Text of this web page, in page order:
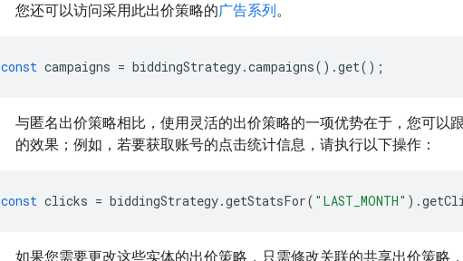
您还可以访问采用此出价策略的广告系列。
const campaigns = biddingStrategy.campaigns() .get();
与匿名出价策略相比，使用灵活的出价策略的一项优势在于，您可以
的效果；例如，若要获取账号的点击统计信息，请执行以下操作：
const clicks = biddingStrategy.getStatsFor( "LAST_MONTH" ) .
如果您需要更改这些实体的出价策略，只需修改关联的共享出价策略